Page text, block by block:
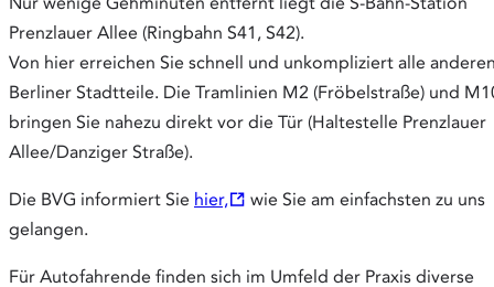
Prenzlauer Allee (Ringbahn S41, S42).
Von hier erreichen Sie schnell und unkompliziert alle
Berliner Stadtteile. Die Tramlinien M2 (Fröbelstraße) und
bringen Sie nahezu direkt vor die Tür (Haltestelle Prenzlauer
Allee/Danziger Straße).
Die BVG informiert Sie hier,
Opens wie Sie am einfachsten zu uns
gelangen.
Für Autofahrende finden sich im Umfeld der Praxis diverse